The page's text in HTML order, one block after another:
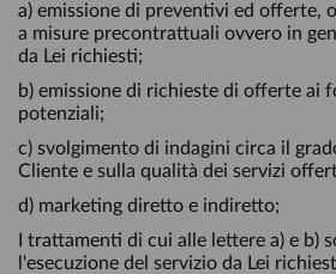
a) emissione di preventivi ed offerte,
a misure precontrattuali ovvero in
da Lei richiesti;
b) emissione di richieste di offerte ai
potenziali;
c) svolgimento di indagini circa il
Cliente e sulla qualità dei servizi
d) marketing diretto e indiretto;
I trattamenti di cui alle lettere a) e b)
l'esecuzione del servizio da Lei